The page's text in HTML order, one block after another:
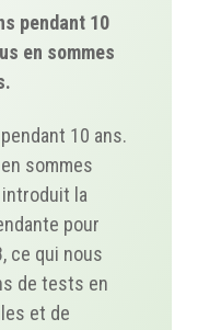
pendant 10
en sommes
10 ans.
sommes
la
pour
ce qui nous
de tests en
et de